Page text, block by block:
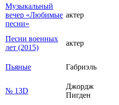
Музыкальный
вечер «Любимые
песни»
актер
Песни военных
лет (2015)
актер
Пьяные Габриэль
№ 13D
Джордж
Пигден